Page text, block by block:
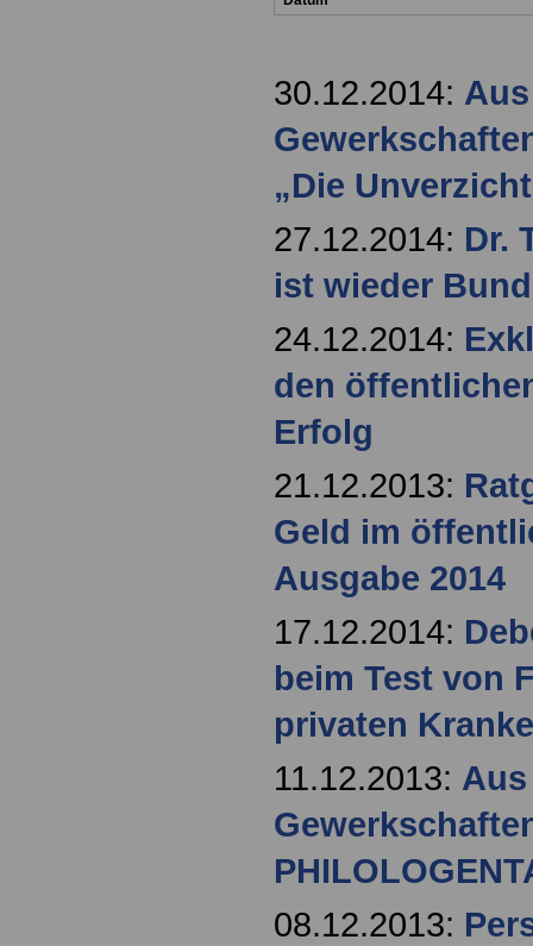
30.12.2014:
„Die
27.12.2014: Dr.
ist wieder
24.12.2014:
den
Erfolg
21.12.2013:
Geld im
Ausgabe 2014
17.12.2014:
beim Test von
privaten
11.12.2013:
08.12.2013: